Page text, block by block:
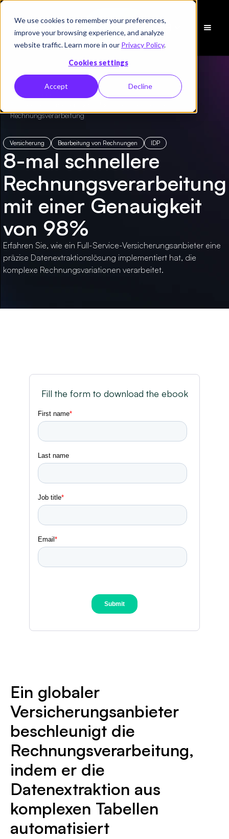
We use cookies to remember your preferences,
improve your browsing experience, and analyze
website traffic. Learn more in our Privacy Policy.
Cookies settings
Accept Decline
Demo
vereinbaren
← Alle E-Books
Rechnungsverarbeitung
Versicherung Bearbeitung von Rechnungen IDP
8-mal schnellere
Rechnungsverarbeitung
mit einer Genauigkeit
von 98%
Erfahren Sie, wie ein Full-Service-Versicherungsanbieter eine
präzise Datenextraktionslösung implementiert hat, die
komplexe Rechnungsvariationen verarbeitet.
Fill the form to download the ebook
Ein globaler
Versicherungsanbieter
beschleunigt die
Rechnungsverarbeitung,
indem er die
Datenextraktion aus
komplexen Tabellen
automatisiert